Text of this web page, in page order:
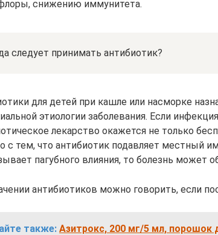
снижению иммунитета.
следует принимать антибиотик?
для детей при кашле или насморке
этиологии заболевания. Если
лекарство окажется не только
с тем, что антибиотик подавляет местный
пагубного влияния, то болезнь может
антибиотиков можно говорить, если
также: Азитрокс, 200 мг/5 мл, порошок